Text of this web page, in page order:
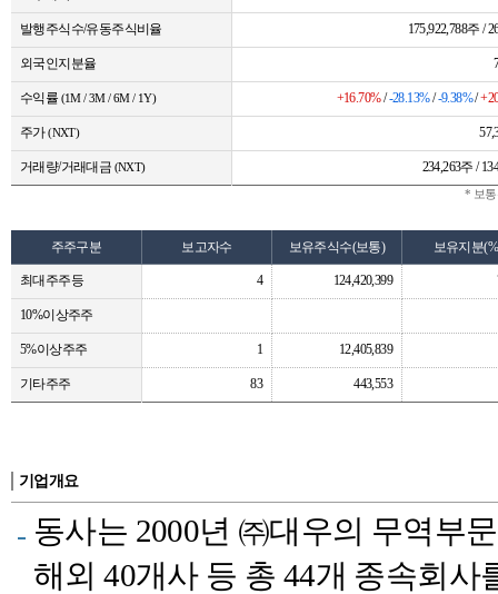
발행주식수/유동주식비율 175,922,788주 /
외국인지분율
수익률 (1M / 3M / 6M / 1Y) +16.70%/-28.13%/-9.38%/
주가(NXT)
거래량/거래대금 (NXT) 234,263주 /
* 보
주주구분 보고자수 보유주식수(보통) 보유지분
최대주주등 4 124,420,399
10%이상주주
5%이상주주 1 12,405,839
기타주주 83 443,553
기업개요
동사는 2000년 ㈜대우의 무역부
해외 40개사 등 총 44개 종속회